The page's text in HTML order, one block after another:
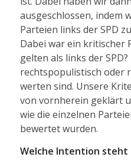
ausgeschlossen, indem
Parteien links der SPD
Dabei war ein kritischer
gelten als links der
rechtspopulistisch oder
werten sind. Unsere
von vornherein geklärt
wie die einzelnen
bewertet wurden.
Welche Intention